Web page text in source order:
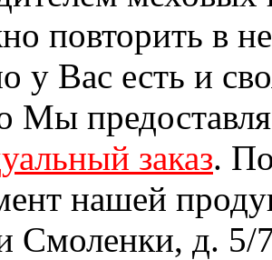
повторить в
у Вас есть и
Мы
заказ.
нашей
Смоленки, д. 5/